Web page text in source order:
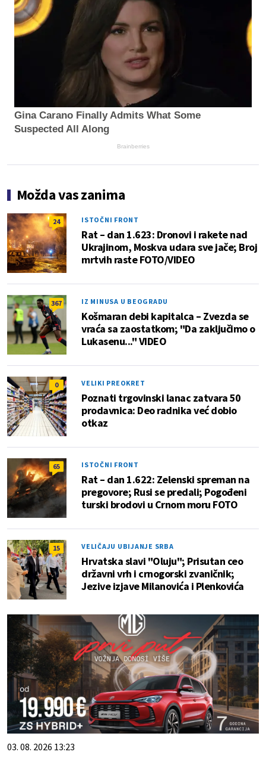
Gina Carano Finally Admits What Some
Suspected All Along
Brainberries
Možda vas zanima
24 ISTOČNI FRONT
Rat – dan 1.623: Dronovi i rakete nad
Ukrajinom, Moskva udara sve jače; Broj
mrtvih raste FOTO/VIDEO
367 IZ MINUSA U BEOGRADU
Košmaran debi kapitalca – Zvezda se
vraća sa zaostatkom; "Da zaključimo o
Lukasenu..." VIDEO
0 VELIKI PREOKRET
Poznati trgovinski lanac zatvara 50
prodavnica: Deo radnika već dobio
otkaz
65 ISTOČNI FRONT
Rat – dan 1.622: Zelenski spreman na
pregovore; Rusi se predali; Pogođeni
turski brodovi u Crnom moru FOTO
15 VELIČAJU UBIJANJE SRBA
Hrvatska slavi "Oluju"; Prisutan ceo
državni vrh i crnogorski zvaničnik;
Jezive izjave Milanovića i Plenkovića
03. 08. 2026 13:23